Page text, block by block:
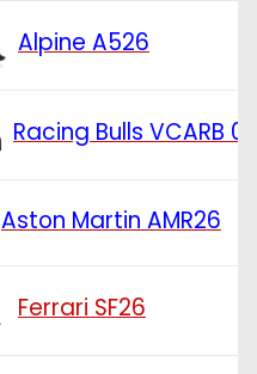
Alpine A526
Racing Bulls VCARB 03
Aston Martin AMR26
Ferrari SF26